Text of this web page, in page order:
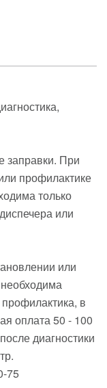
заправки. При
профилактике
только
или
или
в
оплата 50 - 100
диагностики
75